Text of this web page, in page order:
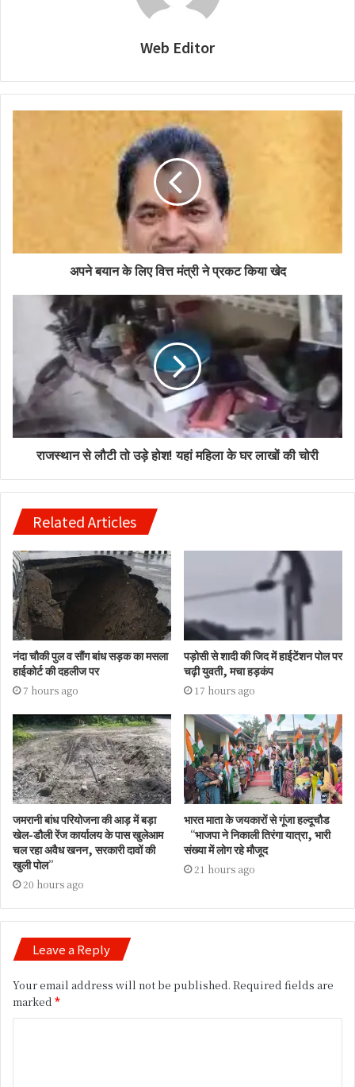
Web Editor
अपने बयान के लिए वित्त मंत्री ने प्रकट किया खेद
राजस्थान से लौटी तो उड़े होश! यहां महिला के घर लाखों की चोरी
Related Articles
नंदा चौकी पुल व सौंग बांध सड़क का मसला
हाईकोर्ट की दहलीज पर
7 hours ago
पड़ोसी से शादी की जिद में हाईटेंशन पोल पर
चढ़ी युवती, मचा हड़कंप
17 hours ago
जमरानी बांध परियोजना की आड़ में बड़ा
खेल-डौली रेंज कार्यालय के पास खुलेआम
चल रहा अवैध खनन, सरकारी दावों की
खुली पोल”
20 hours ago
भारत माता के जयकारों से गूंजा हल्दूचौड
“भाजपा ने निकाली तिरंगा यात्रा, भारी
संख्या में लोग रहे मौजूद
21 hours ago
Leave a Reply
Your email address will not be published. Required fields are
marked *